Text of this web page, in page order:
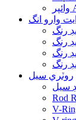
وارو انگ
روٽري سيل